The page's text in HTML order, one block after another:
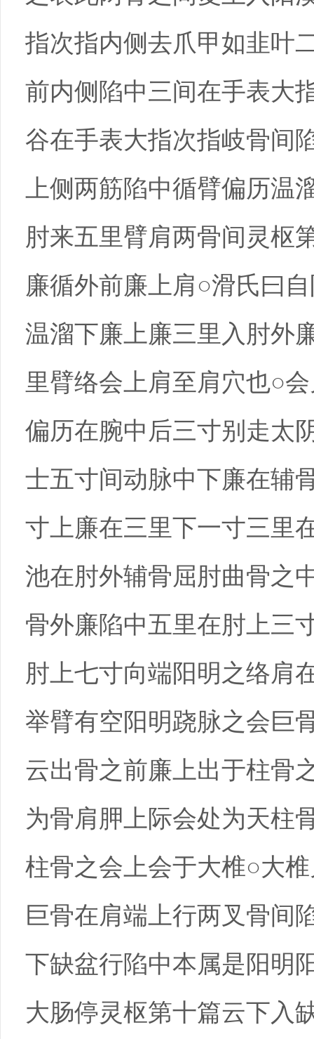
指次指内侧去爪甲如韭叶
前内侧陷中三间在手表大
谷在手表大指次指岐骨间
上侧两筋陷中循臂偏历温
肘来五里臂肩两骨间灵枢
廉循外前廉上肩○滑氏曰
温溜下廉上廉三里入肘外
里臂络会上肩至肩穴也○
偏历在腕中后三寸别走太
士五寸间动脉中下廉在辅
寸上廉在三里下一寸三里
池在肘外辅骨屈肘曲骨之
骨外廉陷中五里在肘上三
肘上七寸向端阳明之络肩
举臂有空阳明跷脉之会巨
云出骨之前廉上出于柱骨
为骨肩胛上际会处为天柱
柱骨之会上会于大椎○大
巨骨在肩端上行两叉骨间
下缺盆行陷中本属是阳明
大肠停灵枢第十篇云下入